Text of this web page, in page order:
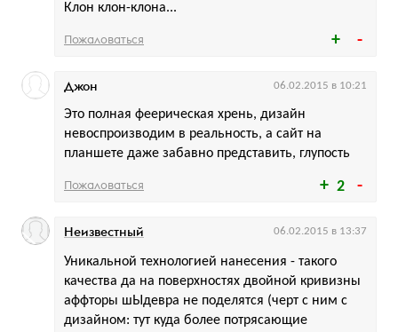
Клон клон-клона...
Пожаловаться
2
Это полная феерическая хрень, дизайн
невоспроизводим в реальность, а сайт на
планшете даже забавно представить, глупость
Джон 06.02.2015 в 10:21
Пожаловаться
Уникальной технологией нанесения - такого
качества да на поверхностях двойной кривизны
аффторы шЫдевра не поделятся (черт с ним с
дизайном: тут куда более потрясающие
Неизвестный 06.02.2015 в 13:37